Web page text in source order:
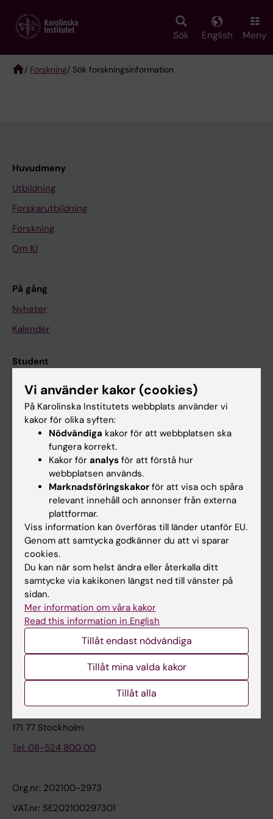
main
Sök English Meny
/ Forskning/ Sök forskningsinformation
Huvudmeny
Utbildning
Forskarutbildning
Forskning
Om KI
På gång
Nyheter
Kalender
Student
Ladok
Canvas
Schema
Studentmejlen
Kurs- och programwebbar
Student på KI
Medarbetare
Medarbetarportalen
Kontakta och besök KI
Universitetsbiblioteket
Stöd forskning och utbildning
Karolinska Institutet Innovation
Kontakta presstjänsten
Karolinska Institutet
171 77 Stockholm
Tel: 08-524 800 00
Org.nr: 202100-2973
VAT.nr: SE202100297301
Vi använder kakor (cookies)
På Karolinska Institutets webbplats använder vi
kakor för olika syften:
Nödvändiga kakor för att webbplatsen ska
fungera korrekt.
Kakor för analys för att förstå hur
webbplatsen används.
Marknadsföringskakor för att visa och spåra
relevant innehåll och annonser från externa
plattformar.
Viss information kan överföras till länder utanför EU.
Genom att samtycka godkänner du att vi sparar
cookies.
Du kan när som helst ändra eller återkalla ditt
samtycke via kakikonen längst ned till vänster på
sidan.
Mer information om våra kakor
Read this information in English
Tillåt endast nödvändiga
Tillåt mina valda kakor
Tillåt alla